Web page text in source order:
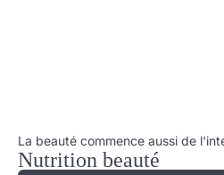
La beauté commence aussi de
Nutrition beauté